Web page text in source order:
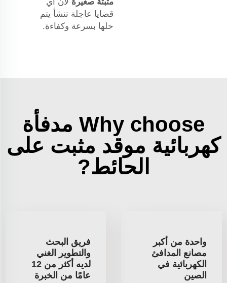
قضايا عاجلة تنشأ يتم
حلها بسرعة وكفاءة.
Why choose مدفأة
كهربائية موقد مثبت على
الحائط?
واحدة من أكبر
مصانع المدافئ
الكهربائية في
الصين
فريق البحث
والتطوير الغني
لديه أكثر من 12
عامًا من الخبرة